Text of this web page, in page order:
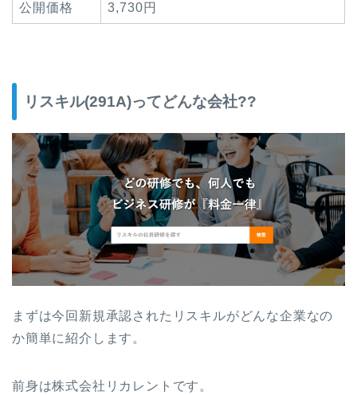
公開価格 3,730円
リスキル(291A)ってどんな会社??
まずは今回新規承認されたリスキルがどんな企業なの
か簡単に紹介します。
前身は株式会社リカレントです。